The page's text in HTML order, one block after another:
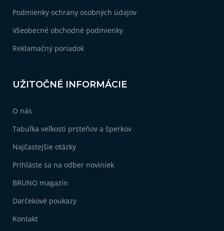
Darček pre asistentku 1
Podmienky ochrany osobných údajov
Všeobecné obchodné podmienky
Reklamačný poriadok
UŽITOČNÉ INFORMÁCIE
O nás
Tabuľka veľkostí prsteňov a šperkov
Najčastejšie otázky
Prihláste sa na odber noviniek
BRUNO magazín
Darčekové poukazy
Kontakt